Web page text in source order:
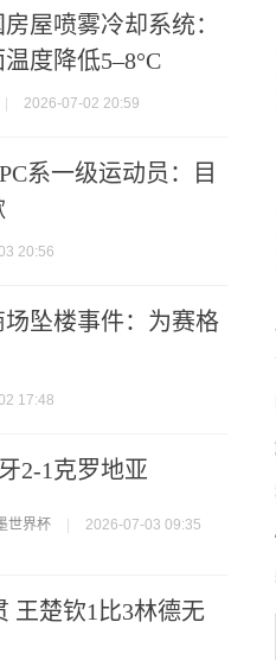
屋喷雾冷却系统：
度降低5–8°C
| 2026-07-02 20:59
系一级运动员：目
20:56
坠楼事件：为赛格
17:48
2-1克罗地亚
世界杯 | 2026-07-03 09:35
王楚钦1比3林德无